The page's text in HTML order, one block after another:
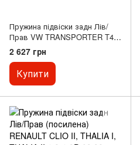
Пружина підвіски задн Лів/
Прав VW TRANSPORTER T4
1.9D-2.8 07.90-06.03
2 627 грн
Купити